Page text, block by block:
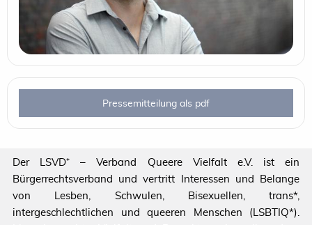
Pressemitteilung als pdf
Der LSVD⁺ – Verband Queere Vielfalt e.V. ist ein
Bürgerrechtsverband und vertritt Interessen und Belange
von Lesben, Schwulen, Bisexuellen, trans*,
intergeschlechtlichen und queeren Menschen (LSBTIQ*).